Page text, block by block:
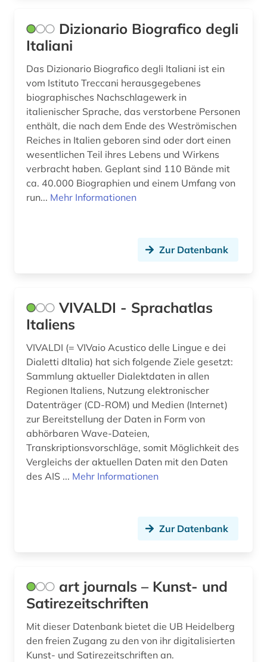
geschichte <1800-1900> (1)
hagiographie (1)
handschrift (1)
holzschnitt (1)
humanismus (1)
inschrift (1)
jahrbuch (1)
karikatur (1)
karl viktor von (1)
katalog (3)
kolonialismus (1)
korpus (1)
kunstauktion (1)
kunstgeschichte (3)
kunsthandel (1)
Dizionario Biografico degli
Italiani
Das Dizionario Biografico degli Italiani ist ein
vom Istituto Treccani herausgegebenes
biographisches Nachschlagewerk in
italienischer Sprache, das verstorbene Personen
enthält, die nach dem Ende des Weströmischen
Reiches in Italien geboren sind oder dort einen
wesentlichen Teil ihres Lebens und Wirkens
verbracht haben. Geplant sind 110 Bände mit
ca. 40.000 Biographien und einem Umfang von
run... Mehr Informationen
Zur Datenbank
VIVALDI - Sprachatlas
Italiens
VIVALDI (= VIVaio Acustico delle Lingue e dei
Dialetti dItalia) hat sich folgende Ziele gesetzt:
Sammlung aktueller Dialektdaten in allen
Regionen Italiens, Nutzung elektronischer
Datenträger (CD-ROM) und Medien (Internet)
zur Bereitstellung der Daten in Form von
abhörbaren Wave-Dateien,
Transkriptionsvorschläge, somit Möglichkeit des
Vergleichs der aktuellen Daten mit den Daten
des AIS ... Mehr Informationen
Zur Datenbank
art journals – Kunst- und
Satirezeitschriften
Mit dieser Datenbank bietet die UB Heidelberg
den freien Zugang zu den von ihr digitalisierten
Kunst- und Satirezeitschriften an.